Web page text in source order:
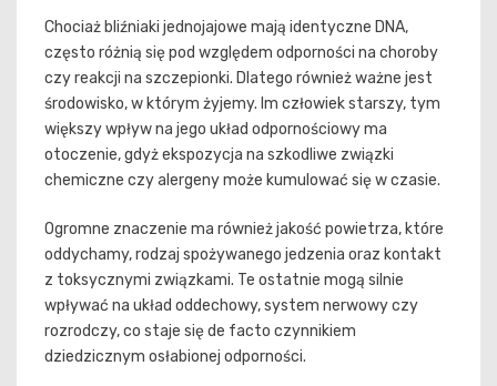
Chociaż bliźniaki jednojajowe mają identyczne DNA,
często różnią się pod względem odporności na choroby
czy reakcji na szczepionki. Dlatego również ważne jest
środowisko, w którym żyjemy. Im człowiek starszy, tym
większy wpływ na jego układ odpornościowy ma
otoczenie, gdyż ekspozycja na szkodliwe związki
chemiczne czy alergeny może kumulować się w czasie.
Ogromne znaczenie ma również jakość powietrza, które
oddychamy, rodzaj spożywanego jedzenia oraz kontakt
z toksycznymi związkami. Te ostatnie mogą silnie
wpływać na układ oddechowy, system nerwowy czy
rozrodczy, co staje się de facto czynnikiem
dziedzicznym osłabionej odporności.